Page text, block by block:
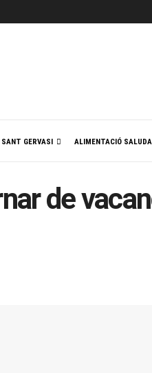
GERVASI ALIMENTACIÓ
de